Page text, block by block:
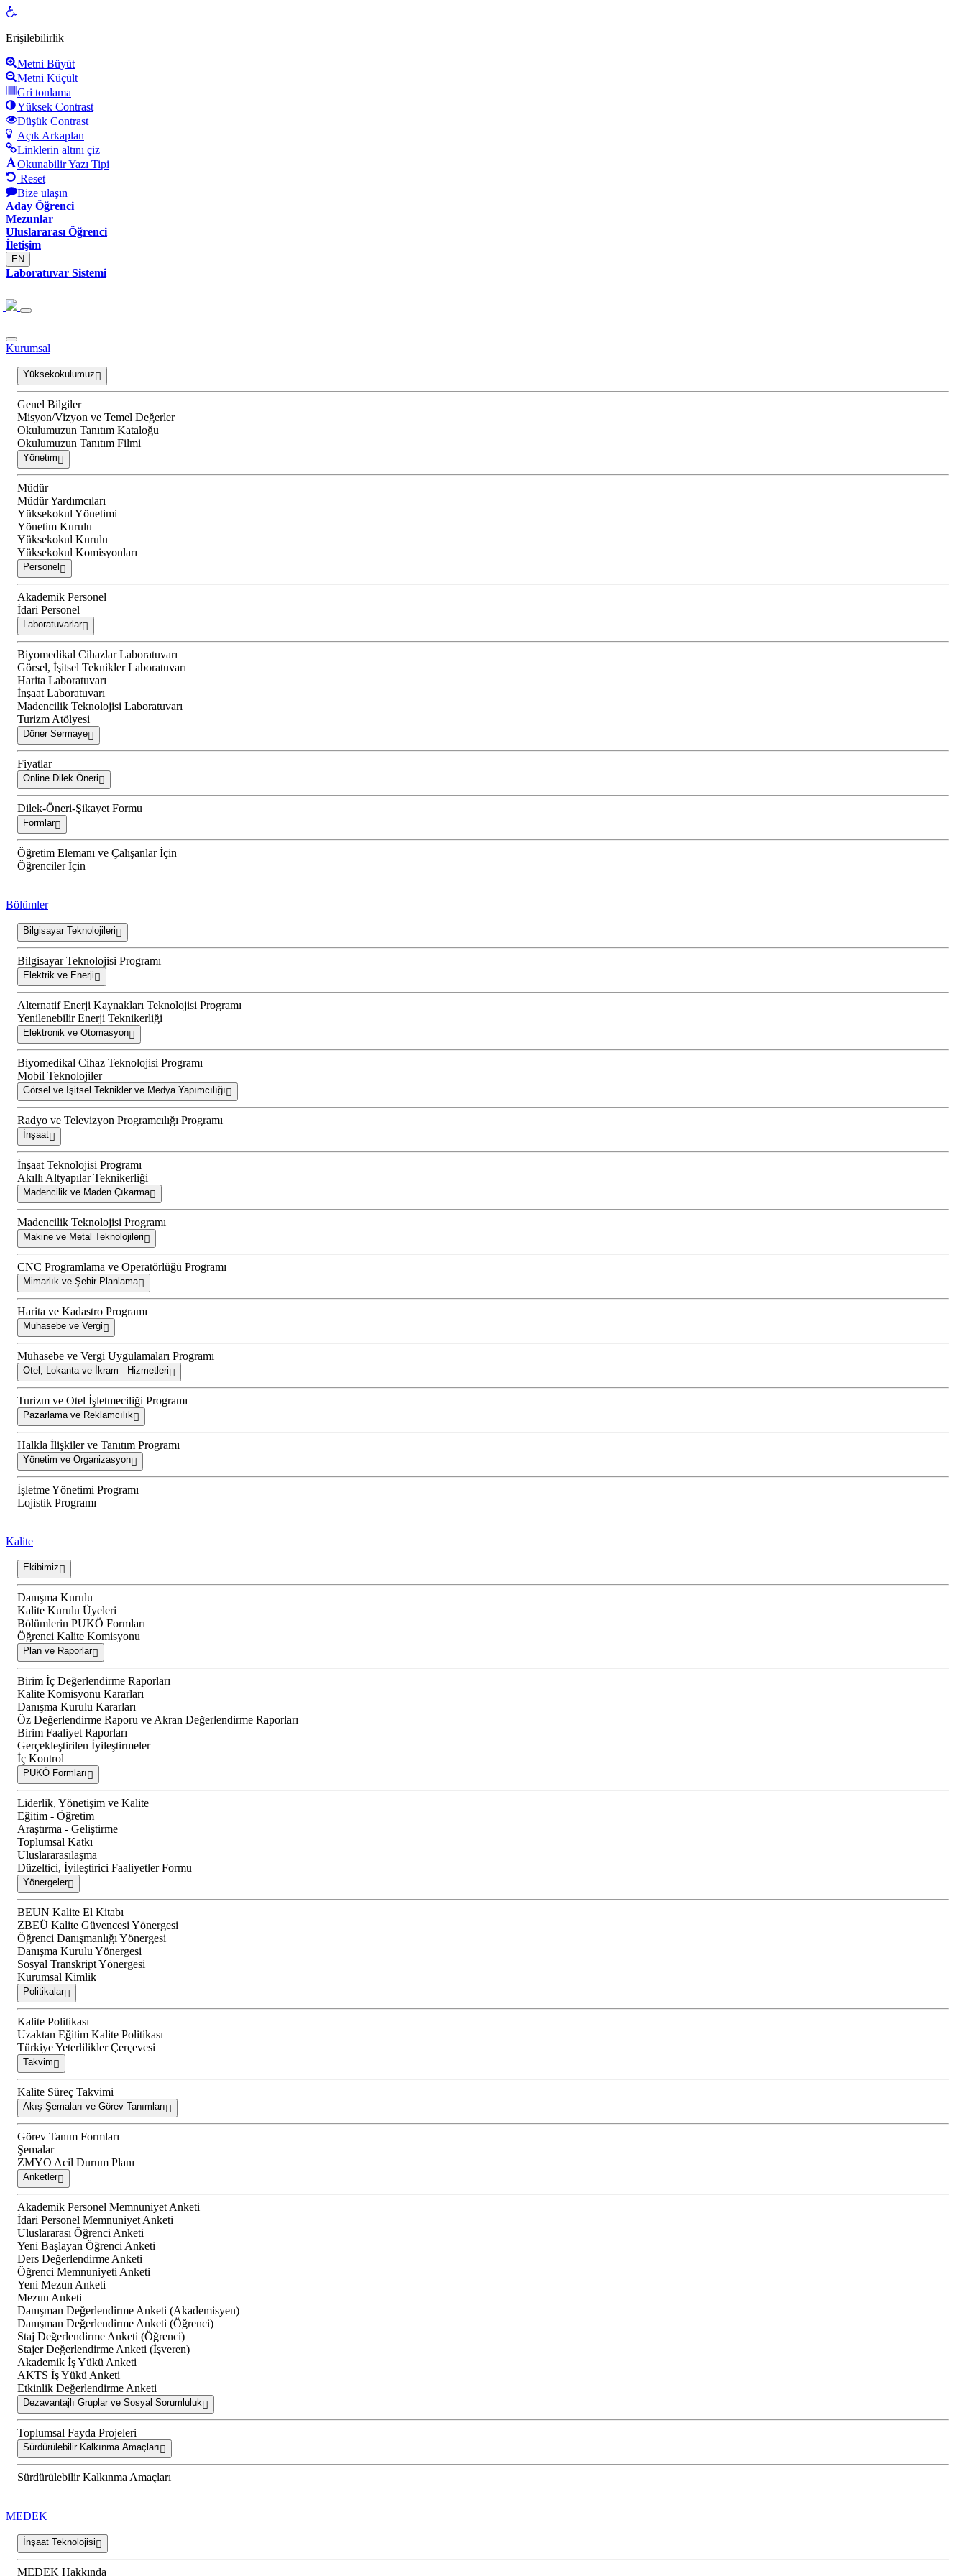
Open
Erişilebilirlik
Metni Büyüt
Metni Küçült
Gri tonlama
Yüksek Contrast
Düşük Contrast
Açık Arkaplan
Linklerin altını çiz
Okunabilir Yazı Tipi
Reset
Bize ulaşın
Aday Öğrenci
Mezunlar
Uluslararası Öğrenci
İletişim
EN
Laboratuvar Sistemi
Kurumsal
Yüksekokulumuz
Genel Bilgiler
Misyon/Vizyon ve Temel Değerler
Okulumuzun Tanıtım Kataloğu
Okulumuzun Tanıtım Filmi
Yönetim
Müdür
Müdür Yardımcıları
Yüksekokul Yönetimi
Yönetim Kurulu
Yüksekokul Kurulu
Yüksekokul Komisyonları
Personel
Akademik Personel
İdari Personel
Laboratuvarlar
Biyomedikal Cihazlar Laboratuvarı
Görsel, İşitsel Teknikler Laboratuvarı
Harita Laboratuvarı
İnşaat Laboratuvarı
Madencilik Teknolojisi Laboratuvarı
Turizm Atölyesi
Döner Sermaye
Fiyatlar
Online Dilek Öneri
Dilek-Öneri-Şikayet Formu
Formlar
Öğretim Elemanı ve Çalışanlar İçin
Öğrenciler İçin
Bölümler
Bilgisayar Teknolojileri
Bilgisayar Teknolojisi Programı
Elektrik ve Enerji
Alternatif Enerji Kaynakları Teknolojisi Programı
Yenilenebilir Enerji Teknikerliği
Elektronik ve Otomasyon
Biyomedikal Cihaz Teknolojisi Programı
Mobil Teknolojiler
Görsel ve İşitsel Teknikler ve Medya Yapımcılığı
Radyo ve Televizyon Programcılığı Programı
İnşaat
İnşaat Teknolojisi Programı
Akıllı Altyapılar Teknikerliği
Madencilik ve Maden Çıkarma
Madencilik Teknolojisi Programı
Makine ve Metal Teknolojileri
CNC Programlama ve Operatörlüğü Programı
Mimarlık ve Şehir Planlama
Harita ve Kadastro Programı
Muhasebe ve Vergi
Muhasebe ve Vergi Uygulamaları Programı
Otel, Lokanta ve İkram Hizmetleri
Turizm ve Otel İşletmeciliği Programı
Pazarlama ve Reklamcılık
Halkla İlişkiler ve Tanıtım Programı
Yönetim ve Organizasyon
İşletme Yönetimi Programı
Lojistik Programı
Kalite
Ekibimiz
Danışma Kurulu
Kalite Kurulu Üyeleri
Bölümlerin PUKÖ Formları
Öğrenci Kalite Komisyonu
Plan ve Raporlar
Birim İç Değerlendirme Raporları
Kalite Komisyonu Kararları
Danışma Kurulu Kararları
Öz Değerlendirme Raporu ve Akran Değerlendirme Raporları
Birim Faaliyet Raporları
Gerçekleştirilen İyileştirmeler
İç Kontrol
PUKÖ Formları
Liderlik, Yönetişim ve Kalite
Eğitim - Öğretim
Araştırma - Geliştirme
Toplumsal Katkı
Uluslararasılaşma
Düzeltici, İyileştirici Faaliyetler Formu
Yönergeler
BEUN Kalite El Kitabı
ZBEÜ Kalite Güvencesi Yönergesi
Öğrenci Danışmanlığı Yönergesi
Danışma Kurulu Yönergesi
Sosyal Transkript Yönergesi
Kurumsal Kimlik
Politikalar
Kalite Politikası
Uzaktan Eğitim Kalite Politikası
Türkiye Yeterlilikler Çerçevesi
Takvim
Kalite Süreç Takvimi
Akış Şemaları ve Görev Tanımları
Görev Tanım Formları
Şemalar
ZMYO Acil Durum Planı
Anketler
Akademik Personel Memnuniyet Anketi
İdari Personel Memnuniyet Anketi
Uluslararası Öğrenci Anketi
Yeni Başlayan Öğrenci Anketi
Ders Değerlendirme Anketi
Öğrenci Memnuniyeti Anketi
Yeni Mezun Anketi
Mezun Anketi
Danışman Değerlendirme Anketi (Akademisyen)
Danışman Değerlendirme Anketi (Öğrenci)
Staj Değerlendirme Anketi (Öğrenci)
Stajer Değerlendirme Anketi (İşveren)
Akademik İş Yükü Anketi
AKTS İş Yükü Anketi
Etkinlik Değerlendirme Anketi
Dezavantajlı Gruplar ve Sosyal Sorumluluk
Toplumsal Fayda Projeleri
Sürdürülebilir Kalkınma Amaçları
Sürdürülebilir Kalkınma Amaçları
MEDEK
İnşaat Teknolojisi
MEDEK Hakkında